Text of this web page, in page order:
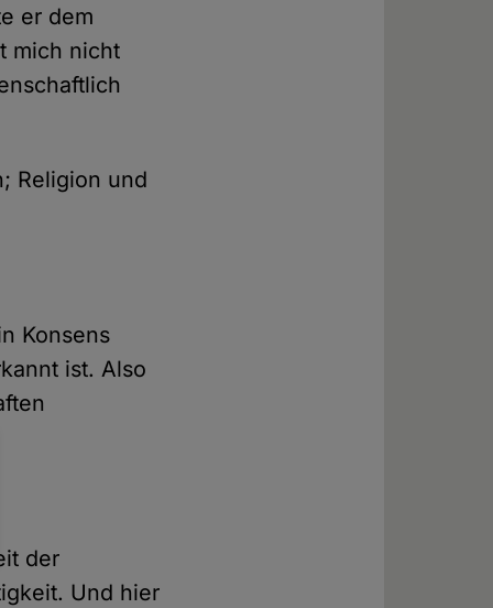
er dem
mich nicht
Religion und
Konsens
ist. Also
der
Und hier